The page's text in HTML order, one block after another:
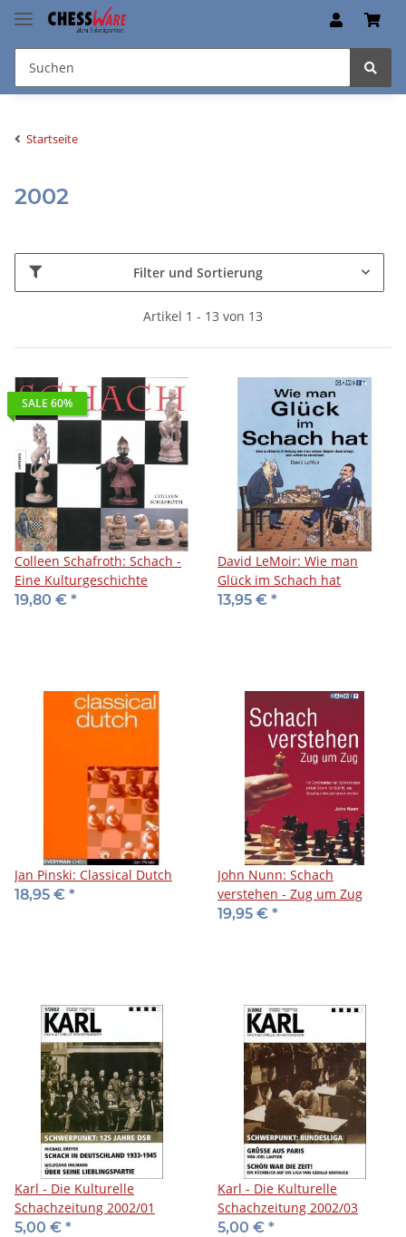
Startseite
2002
Filter und Sortierung
Artikel 1 - 13 von 13
SALE 60%
Colleen Schafroth: Schach -
Eine Kulturgeschichte
19,80 € *
David LeMoir: Wie man
Glück im Schach hat
13,95 € *
Jan Pinski: Classical Dutch
18,95 € *
John Nunn: Schach
verstehen - Zug um Zug
19,95 € *
Karl - Die Kulturelle
Schachzeitung 2002/01
5,00 € *
Karl - Die Kulturelle
Schachzeitung 2002/03
5,00 € *